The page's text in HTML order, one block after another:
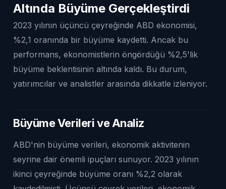
Altında Büyüme Gerçekleştirdi
2023 yılının üçüncü çeyreğinde ABD ekonomisi,
%2,1 oranında bir büyüme kaydetti. Ancak bu
performans, ekonomistlerin öngördüğü %2,5'lik
büyüme beklentisinin altında kaldı. Bu durum,
yatırımcılar ve analistler arasında dikkatle izleniyor.
Büyüme Verileri ve Analiz
ABD'nin büyüme verileri, ekonomik aktivitenin
seyrine dair önemli ipuçları sunuyor. 2023 yılının
ikinci çeyreğinde büyüme oranı %2,2 olarak